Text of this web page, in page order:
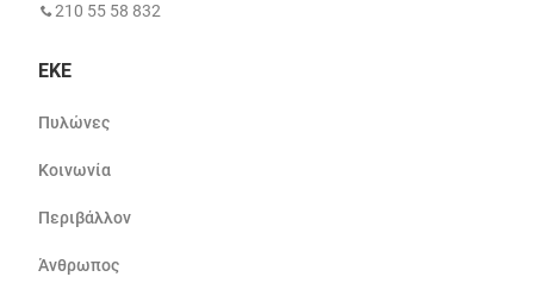
210 55 58 832
ΕΚΕ
Πυλώνες
Κοινωνία
Περιβάλλον
Άνθρωπος